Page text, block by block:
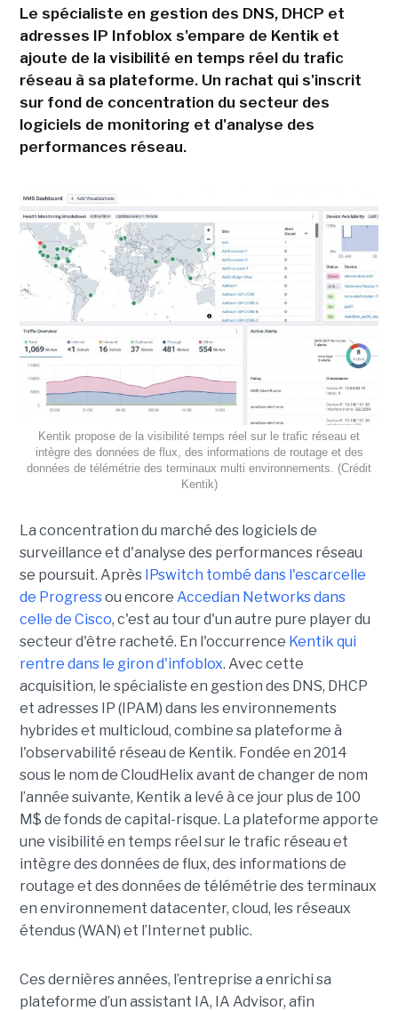
Le spécialiste en gestion des DNS, DHCP et
adresses IP Infoblox s'empare de Kentik et
ajoute de la visibilité en temps réel du trafic
réseau à sa plateforme. Un rachat qui s'inscrit
sur fond de concentration du secteur des
logiciels de monitoring et d'analyse des
performances réseau.
Kentik propose de la visibilité temps réel sur le trafic réseau et
intègre des données de flux, des informations de routage et des
données de télémétrie des terminaux multi environnements. (Crédit
Kentik)
La concentration du marché des logiciels de
surveillance et d'analyse des performances réseau
se poursuit. Après IPswitch tombé dans l'escarcelle
de Progressou encore Accedian Networks dans
celle de Cisco, c'est au tour d'un autre pure player du
secteur d'être racheté. En l'occurrence Kentik qui
rentre dans le giron d'infoblox. Avec cette
acquisition, le spécialiste en gestion des DNS, DHCP
et adresses IP (IPAM) dans les environnements
hybrides et multicloud, combine sa plateforme à
l'observabilité réseau de Kentik. Fondée en 2014
sous le nom de CloudHelix avant de changer de nom
l’année suivante, Kentik a levé à ce jour plus de 100
M$ de fonds de capital-risque. La plateforme apporte
une visibilité en temps réel sur le trafic réseau et
intègre des données de flux, des informations de
routage et des données de télémétrie des terminaux
en environnement datacenter, cloud, les réseaux
étendus (WAN) et l’Internet public.
Ces dernières années, l’entreprise a enrichi sa
plateforme d’un assistant IA, IA Advisor, afin